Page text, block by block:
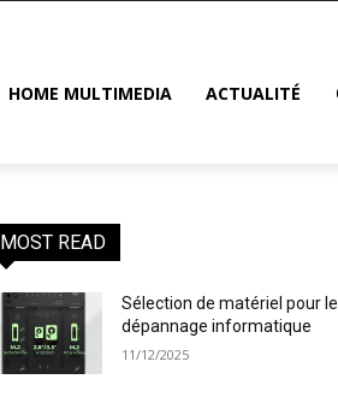
HOME MULTIMEDIA ACTUALITÉ
MOST READ
Sélection de matériel pour le
dépannage informatique
11/12/2025